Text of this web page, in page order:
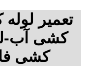
تعمیر
کشی آب-
کشی